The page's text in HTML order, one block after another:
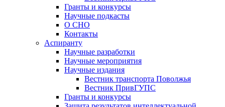
Гранты и конкурсы
Научные подкасты
О СНО
Контакты
Аспиранту
Научные разработки
Научные мероприятия
Научные издания
Вестник транспорта Поволжья
Вестник ПривГУПС
Гранты и конкурсы